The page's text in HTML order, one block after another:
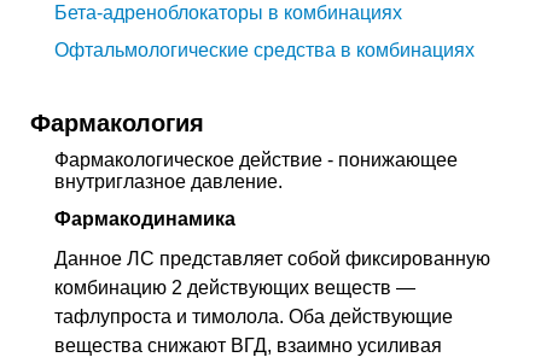
Бета-адреноблокаторы в комбинациях
Офтальмологические средства в комбинациях
Фармакология
Фармакологическое действие - понижающее
внутриглазное давление.
Фармакодинамика
Данное ЛС представляет собой фиксированную
комбинацию 2 действующих веществ —
тафлупроста и тимолола. Оба действующие
вещества снижают ВГД, взаимно усиливая